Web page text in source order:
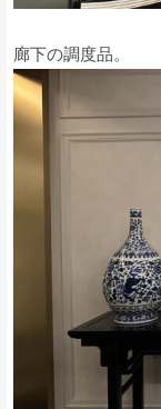
廊下の調度品。